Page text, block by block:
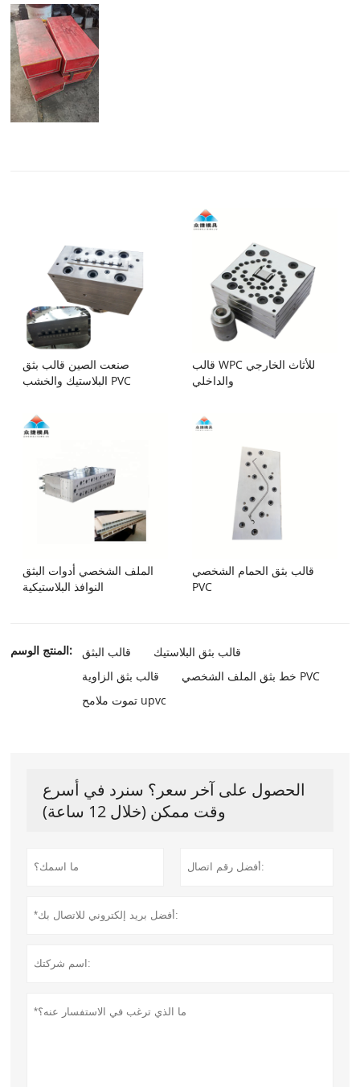
صنعت الصين قالب بثق
البلاستيك والخشب PVC
قالب WPC للأثاث الخارجي
والداخلي
الملف الشخصي أدوات البثق
النوافذ البلاستيكية
قالب بثق الحمام الشخصي
PVC
المنتج الوسم: قالب البثق
قالب بثق البلاستيك
قالب بثق الزاوية
خط بثق الملف الشخصي PVC
تموت ملامح upvc
الحصول على آخر سعر؟ سنرد في أسرع
وقت ممكن (خلال 12 ساعة)